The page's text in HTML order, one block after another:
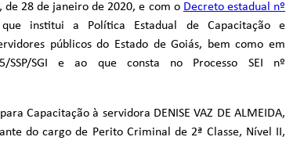
de 28 de janeiro de 2020, e com o Decreto estadual nº
institui a Política Estadual de Capacitação e
públicos do Estado de Goiás, bem como em
SSP/SGI e ao que consta no Processo SEI nº
Capacitação à servidora DENISE VAZ DE ALMEIDA,
do cargo de Perito Criminal de 2ª Classe, Nível II,